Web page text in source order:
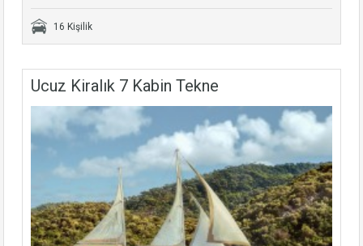
16 Kişilik
Ucuz Kiralık 7 Kabin Tekne